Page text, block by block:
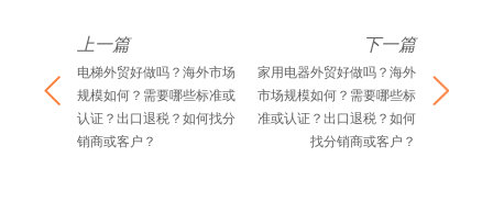
上一篇
电梯外贸好做吗？海外市场
规模如何？需要哪些标准或
认证？出口退税？如何找分
销商或客户？
下一篇
家用电器外贸好做吗？海外
市场规模如何？需要哪些标
准或认证？出口退税？如何
找分销商或客户？